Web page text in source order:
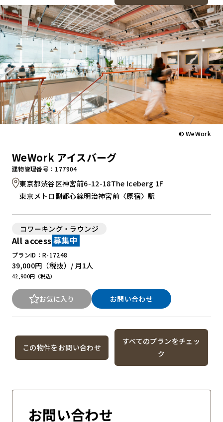
© WeWork
WeWork アイスバーグ
建物管理番号：177904
東京都渋谷区神宮前6-12-18The Iceberg 1F
東京メトロ副都心線明治神宮前〈原宿〉駅
コワーキング・ラウンジ
All access 募集中
プランID：R-17248
39,000円 （税抜）/ 月
42,900円（税込）
1人
お気に入り お問い合わせ
この物件をお問い合わせ
すべてのプランをチェッ
ク
お問い合わせ